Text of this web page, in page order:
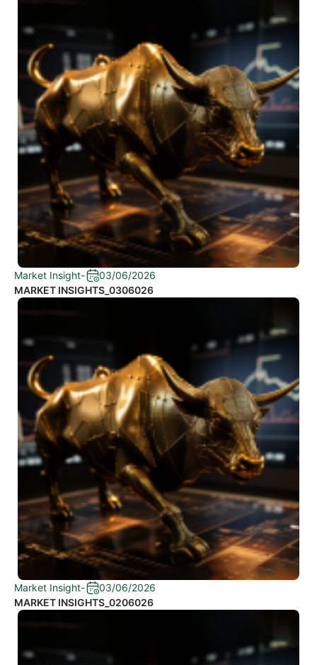
Market Insight-
03/06/2026
MARKET INSIGHTS_0306026
Market Insight-
03/06/2026
MARKET INSIGHTS_0206026